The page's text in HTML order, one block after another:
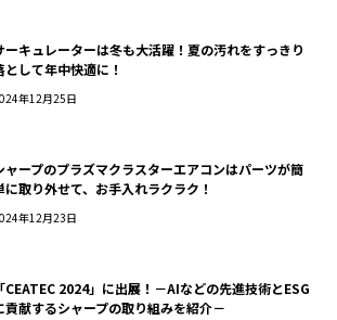
ーキュレーターは冬も大活躍！夏の汚れをすっきり
として年中快適に！
年12月25日
ャープのプラズマクラスターエアコンはパーツが簡
に取り外せて、お手入れラクラク！
年12月23日
「CEATEC 2024」に出展！－AIなどの先進技術とESG
貢献するシャープの取り組みを紹介－